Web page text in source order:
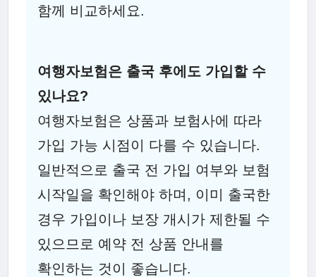
함께 비교하세요.
여행자보험은 출국 후에도 가입할 수
있나요?
여행자보험은 상품과 보험사에 따라
가입 가능 시점이 다를 수 있습니다.
일반적으로 출국 전 가입 여부와 보험
시작일을 확인해야 하며, 이미 출국한
경우 가입이나 보장 개시가 제한될 수
있으므로 예약 전 상품 안내를
확인하는 것이 좋습니다.